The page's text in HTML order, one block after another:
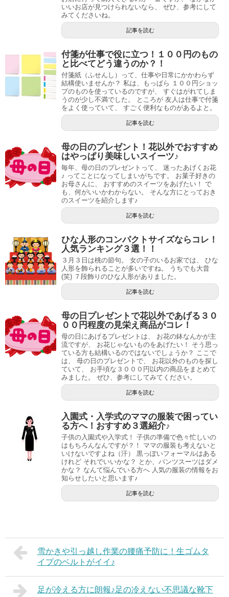
いいお店が見つけられないなら、 ぜひ、参考にして
みてくださいね。
記事を読む
付箋が仕事で役に立つ！１００円のもの
と比べてどう違うのか？！
付箋紙（ふせんし）って、仕事や日常にかかわらず
結構使いませんか？ 私は、もっぱら １００円ショッ
プのものを使っているのですが、 すぐはがれてしま
うのが少し不満でした。 ところが 友人は仕事で付箋
をよく使っていて、 すごく便利なものがあるよと。
記事を読む
母の日のプレゼント！花以外でおすすめ
はやっぱり美味しいスイーツ♪
毎年、母の日のプレゼントって、 迷ったあげくお花
♪ ってことになってしまいがちです。 お菓子好きの
お母さんに、 おすすめのスイーツをあげたい！ で
も、何がいいかわからない。 そんな方にとっておき
のスイーツを紹介します♪
記事を読む
ひな人形のコンパクトサイズならコレ！
人気ランキング３選！！
３月３日は桃の節句。 女の子のいるお家では、 ひな
人形を飾られることが多いですね。 うちでも大昔
(笑) ７段飾りのひな人形がありました。
記事を読む
母の日プレゼントで花以外であげる３０
００円程度の見栄え商品がコレ！
母の日にあげるプレゼントは、 お花の鉢なんかが主
流ですが、 お花じゃないものをあげたい！ そう思っ
ている方も結構いるのではないでしょうか？ ここで
は、 母の日のプレゼントで、 お花以外のものを探し
ていて、 お手頃な３０００円以内の商品をまとめて
みました。 ぜひ、参考にしてみてください。
記事を読む
入園式・入学式のママの服装で困ってい
る方へ！おすすめ３選紹介♪
子供の入園式や入学式！ 子供の準備で色々忙しいの
はもちろんなんですが？！ ママの服装も考えないと
いけないですよね（汗） 黒っぽいフォーマルはある
けれど それでいいかな？ とか、パンツスーツはダメ
かな？ なんて悩んでいる方へ 人気の服装の情報をお
知らせしたいと思います♪
記事を読む
雪かきや引っ越し作業の腰痛予防に！生ゴムタ
イプのベルトがイイ♪
足が冷える方に朗報♪足の冷えない不思議な靴下